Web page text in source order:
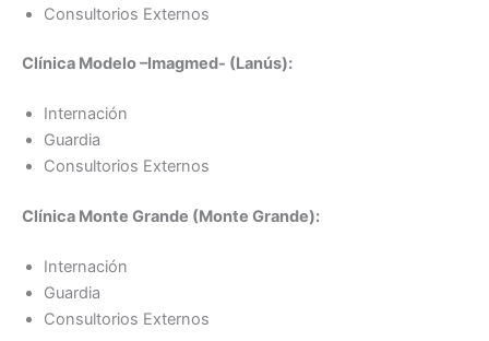
Consultorios Externos
Clínica Modelo –Imagmed- (Lanús):
Internación
Guardia
Consultorios Externos
Clínica Monte Grande (Monte Grande):
Internación
Guardia
Consultorios Externos